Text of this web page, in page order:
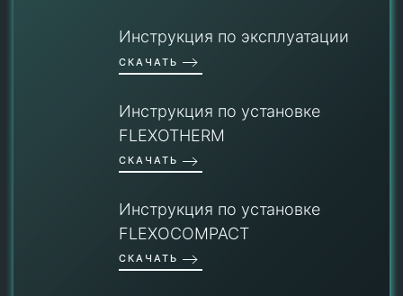
Инструкция по эксплуатации
СКАЧАТЬ
Инструкция по установке
FLEXOTHERM
СКАЧАТЬ
Инструкция по установке
FLEXOCOMPACT
СКАЧАТЬ